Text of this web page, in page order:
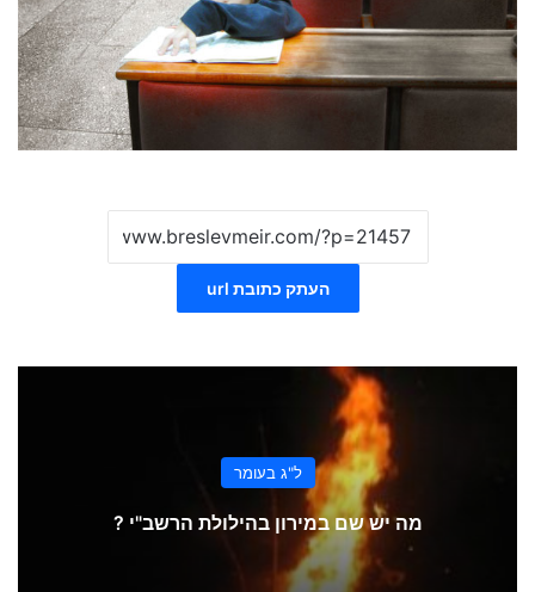
העתק כתובת url
ל"ג בעומר
מה יש שם במירון בהילולת הרשב"י ?